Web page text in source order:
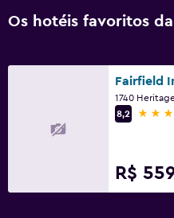
Os hotéis favoritos
8,2
3
R$